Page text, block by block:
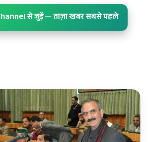
से जुड़ें — ताज़ा खबर सबसे पहले